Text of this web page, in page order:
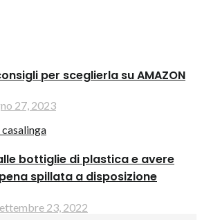
per sceglierla su AMAZON
27, 2023
bottiglie di plastica e avere
spillata a disposizione
23, 2022